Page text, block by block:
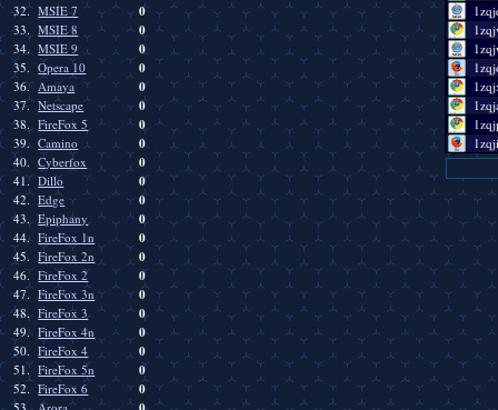
32. MSIE 7 0
33. MSIE 8 0
34. MSIE 9 0
35. Opera 10 0
36. Amaya 0
37. Netscape 0
38. FireFox 5 0
39. Camino 0
40. Cyberfox 0
41. Dillo 0
42. Edge 0
43. Epiphany 0
44. FireFox 1n 0
45. FireFox 2n 0
46. FireFox 2 0
47. FireFox 3n 0
48. FireFox 3 0
49. FireFox 4n 0
50. FireFox 4 0
51. FireFox 5n 0
52. FireFox 6 0